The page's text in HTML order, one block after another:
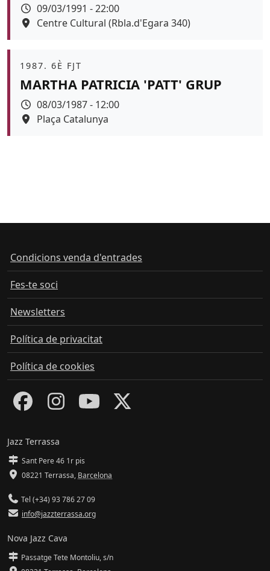
Data
09/03/1991 - 22:00
Espai
Centre Cultural (Rbla.d'Egara 340)
Àmbit
1987. 6È FJT
MARTHA PATRICIA 'PATT' GRUP
Data
08/03/1987 - 12:00
Espai
Plaça Catalunya
Condicions venda d'entrades
Fes-te soci
Newsletters
Política de privacitat
Política de cookies
Jazz Terrassa
Sant Pere 46 1r pis
08221 Terrassa, Barcelona
Tel (+34) 93 786 27 09
info@jazzterrassa.org
Nova Jazz Cava
Passatge Tete Montoliu, s/n